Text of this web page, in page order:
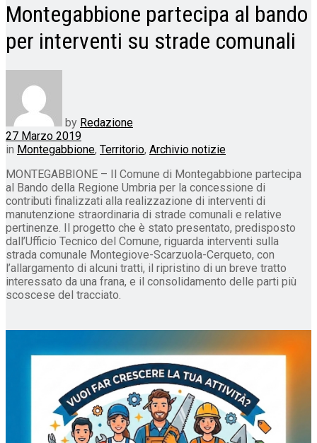
Montegabbione partecipa al bando
per interventi su strade comunali
by Redazione
27 Marzo 2019
in Montegabbione, Territorio, Archivio notizie
MONTEGABBIONE – Il Comune di Montegabbione partecipa
al Bando della Regione Umbria per la concessione di
contributi finalizzati alla realizzazione di interventi di
manutenzione straordinaria di strade comunali e relative
pertinenze. Il progetto che è stato presentato, predisposto
dall’Ufficio Tecnico del Comune, riguarda interventi sulla
strada comunale Montegiove-Scarzuola-Cerqueto, con
l’allargamento di alcuni tratti, il ripristino di un breve tratto
interessato da una frana, e il consolidamento delle parti più
scoscese del tracciato.